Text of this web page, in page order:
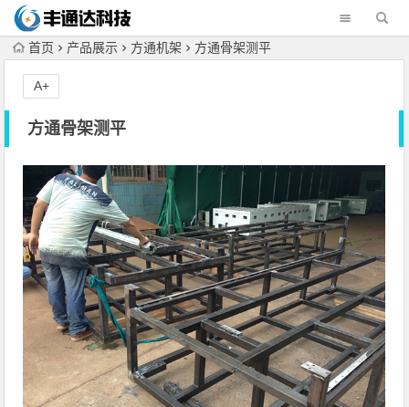
首页 产品展示 方通机架 方通骨架测平
方通骨架测平
A+